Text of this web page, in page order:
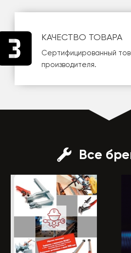
КАЧЕСТВО ТОВАРА
Сертифицированный
производителя.
Все